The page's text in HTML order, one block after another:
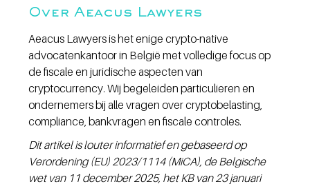
Over Aeacus Lawyers
Aeacus Lawyers is het enige crypto-native
advocatenkantoor in België met volledige focus op
de fiscale en juridische aspecten van
cryptocurrency. Wij begeleiden particulieren en
ondernemers bij alle vragen over cryptobelasting,
compliance, bankvragen en fiscale controles.
Dit artikel is louter informatief en gebaseerd op
Verordening (EU) 2023/1114 (MiCA), de Belgische
wet van 11 december 2025, het KB van 23 januari